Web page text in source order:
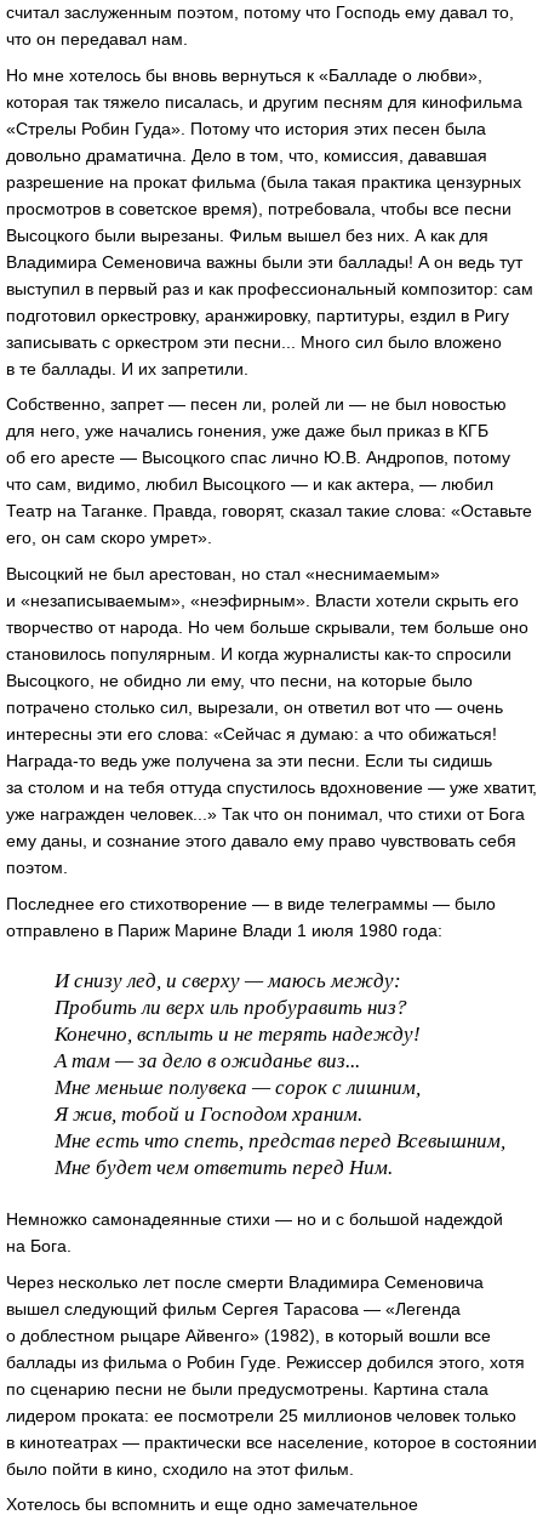
считал заслуженным поэтом, потому что Господь ему давал то,
что он передавал нам.
Но мне хотелось бы вновь вернуться к «Балладе о любви»,
которая так тяжело писалась, и другим песням для кинофильма
«Стрелы Робин Гуда». Потому что история этих песен была
довольно драматична. Дело в том, что, комиссия, дававшая
разрешение на прокат фильма (была такая практика цензурных
просмотров в советское время), потребовала, чтобы все песни
Высоцкого были вырезаны. Фильм вышел без них. А как для
Владимира Семеновича важны были эти баллады! А он ведь тут
выступил в первый раз и как профессиональный композитор: сам
подготовил оркестровку, аранжировку, партитуры, ездил в Ригу
записывать с оркестром эти песни... Много сил было вложено
в те баллады. И их запретили.
Собственно, запрет — песен ли, ролей ли — не был новостью
для него, уже начались гонения, уже даже был приказ в КГБ
об его аресте — Высоцкого спас лично Ю.В. Андропов, потому
что сам, видимо, любил Высоцкого — и как актера, — любил
Театр на Таганке. Правда, говорят, сказал такие слова: «Оставьте
его, он сам скоро умрет».
Высоцкий не был арестован, но стал «неснимаемым»
и «незаписываемым», «неэфирным». Власти хотели скрыть его
творчество от народа. Но чем больше скрывали, тем больше оно
становилось популярным. И когда журналисты как-то спросили
Высоцкого, не обидно ли ему, что песни, на которые было
потрачено столько сил, вырезали, он ответил вот что — очень
интересны эти его слова: «Сейчас я думаю: а что обижаться!
Награда-то ведь уже получена за эти песни. Если ты сидишь
за столом и на тебя оттуда спустилось вдохновение — уже хватит,
уже награжден человек...» Так что он понимал, что стихи от Бога
ему даны, и сознание этого давало ему право чувствовать себя
поэтом.
Последнее его стихотворение — в виде телеграммы — было
отправлено в Париж Марине Влади 1 июля 1980 года:
И снизу лед, и сверху — маюсь между:
Пробить ли верх иль пробуравить низ?
Конечно, всплыть и не терять надежду!
А там — за дело в ожиданье виз...
Мне меньше полувека — сорок с лишним,
Я жив, тобой и Господом храним.
Мне есть что спеть, представ перед Всевышним,
Мне будет чем ответить перед Ним.
Немножко самонадеянные стихи — но и с большой надеждой
на Бога.
Через несколько лет после смерти Владимира Семеновича
вышел следующий фильм Сергея Тарасова — «Легенда
о доблестном рыцаре Айвенго» (1982), в который вошли все
баллады из фильма о Робин Гуде. Режиссер добился этого, хотя
по сценарию песни не были предусмотрены. Картина стала
лидером проката: ее посмотрели 25 миллионов человек только
в кинотеатрах — практически все население, которое в состоянии
было пойти в кино, сходило на этот фильм.
Хотелось бы вспомнить и еще одно замечательное